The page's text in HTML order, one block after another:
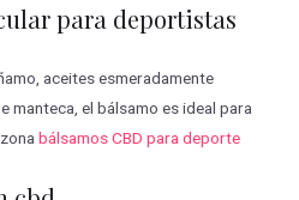
para deportistas
aceites esmeradamente
el bálsamo es ideal para
bálsamos CBD para deporte